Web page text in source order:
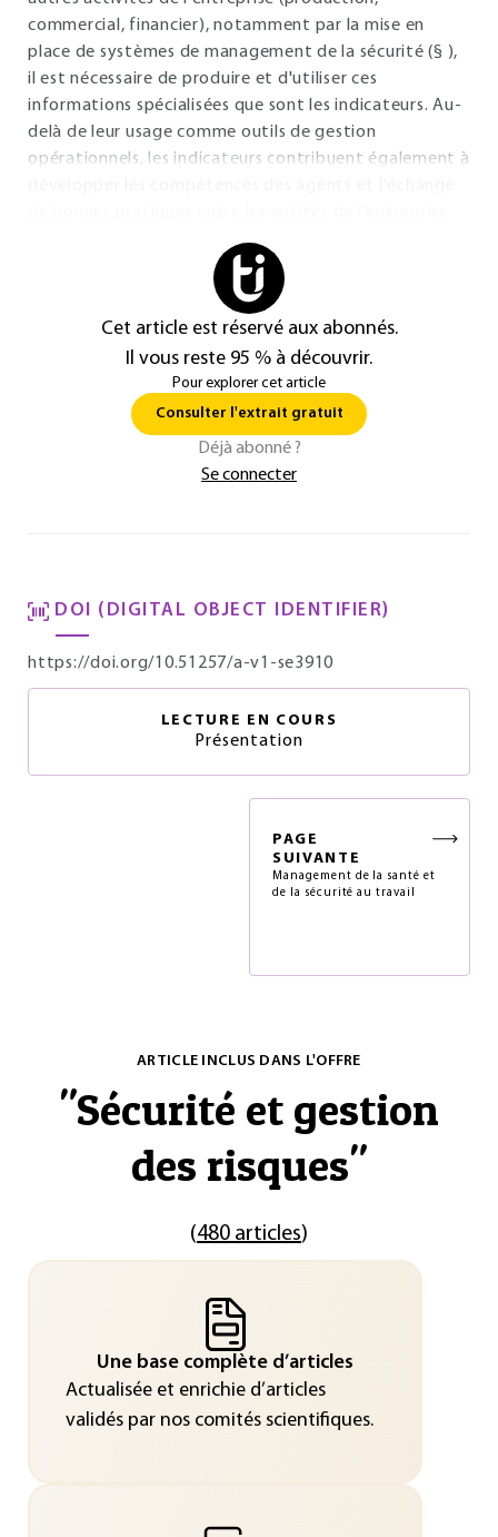
commercial, financier), notamment par la mise en
place de systèmes de management de la sécurité (§ ),
il est nécessaire de produire et d'utiliser ces
informations spécialisées que sont les indicateurs. Au-
delà de leur usage comme outils de gestion
opérationnels, les indicateurs contribuent également à
Cet article est réservé aux abonnés.
Il vous reste 95 % à découvrir.
Pour explorer cet article
Consulter l'extrait gratuit
Déjà abonné ?
Se connecter
DOI (DIGITAL OBJECT IDENTIFIER)
https://doi.org/10.51257/a-v1-se3910
LECTURE EN COURS
Présentation
PAGE
SUIVANTE
Management de la santé et
de la sécurité au travail
ARTICLE INCLUS DANS L'OFFRE
"Sécurité et gestion
des risques"
(480 articles)
Une base complète d’articles
Actualisée et enrichie d’articles
validés par nos comités scientifiques.